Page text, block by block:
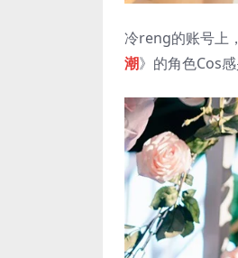
冷reng的账号上
潮》的角色Cos